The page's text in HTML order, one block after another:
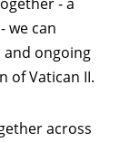
we can
ongoing
of Vatican II.
across